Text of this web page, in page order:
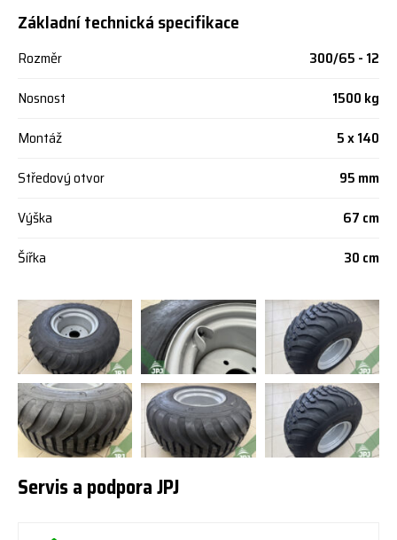
Základní technická specifikace
Rozměr
300/65 - 12
Nosnost
1500 kg
Montáž
5 x 140
Středový otvor
95 mm
Výška
67 cm
Šířka
30 cm
Servis a podpora JPJ